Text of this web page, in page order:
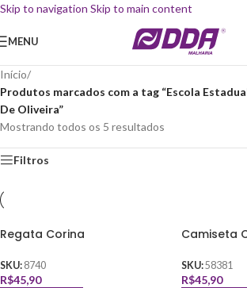
Skip to navigation Skip to main content
MENU
Início/
Produtos marcados com a tag “Escola
De Oliveira”
Mostrando todos os 5 resultados
Filtros
Regata Corina
SKU: 8740
R$45,90
Camiseta
SKU:58381
R$45,90